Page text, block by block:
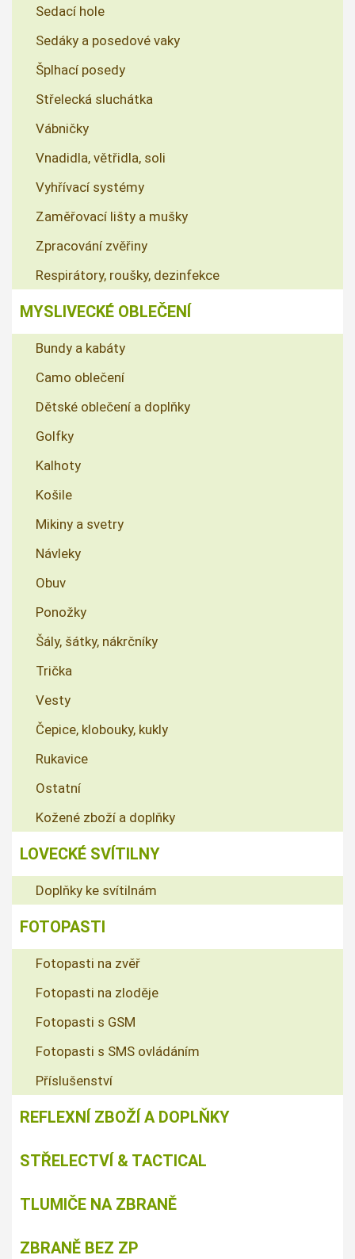
Sedací hole
Sedáky a posedové vaky
Šplhací posedy
Střelecká sluchátka
Vábničky
Vnadidla, větřidla, soli
Vyhřívací systémy
Zaměřovací lišty a mušky
Zpracování zvěřiny
Respirátory, roušky, dezinfekce
MYSLIVECKÉ OBLEČENÍ
Bundy a kabáty
Camo oblečení
Dětské oblečení a doplňky
Golfky
Kalhoty
Košile
Mikiny a svetry
Návleky
Obuv
Ponožky
Šály, šátky, nákrčníky
Trička
Vesty
Čepice, klobouky, kukly
Rukavice
Ostatní
Kožené zboží a doplňky
LOVECKÉ SVÍTILNY
Doplňky ke svítilnám
FOTOPASTI
Fotopasti na zvěř
Fotopasti na zloděje
Fotopasti s GSM
Fotopasti s SMS ovládáním
Příslušenství
REFLEXNÍ ZBOŽÍ A DOPLŇKY
STŘELECTVÍ & TACTICAL
TLUMIČE NA ZBRANĚ
ZBRANĚ BEZ ZP